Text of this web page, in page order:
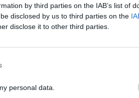
by third parties on the IAB’s list of
disclosed by us to third parties on the
disclose it to other third parties.
personal data.